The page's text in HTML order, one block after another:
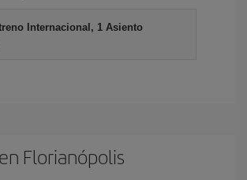
Internacional, 1 Asiento
Florianópolis